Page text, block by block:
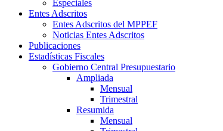
Especiales
Entes Adscritos
Entes Adscritos del MPPEF
Noticias Entes Adscritos
Publicaciones
Estadísticas Fiscales
Gobierno Central Presupuestario
Ampliada
Mensual
Trimestral
Resumida
Mensual